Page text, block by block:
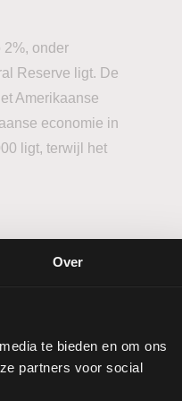
Over
te bieden en om ons
partners voor social
2%, onder
Reserve ligt. De
Amerikaanse
economie in
ligt, terwijl het
van
een recordniveau,